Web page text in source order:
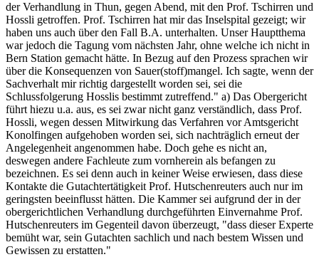
der Verhandlung in Thun, gegen Abend, mit den Prof. Tschirren und
Hossli getroffen. Prof. Tschirren hat mir das Inselspital gezeigt; wir
haben uns auch über den Fall B.A. unterhalten. Unser Hauptthema
war jedoch die Tagung vom nächsten Jahr, ohne welche ich nicht in
Bern Station gemacht hätte. In Bezug auf den Prozess sprachen wir
über die Konsequenzen von Sauer(stoff)mangel. Ich sagte, wenn der
Sachverhalt mir richtig dargestellt worden sei, sei die
Schlussfolgerung Hosslis bestimmt zutreffend." a) Das Obergericht
führt hiezu u.a. aus, es sei zwar nicht ganz verständlich, dass Prof.
Hossli, wegen dessen Mitwirkung das Verfahren vor Amtsgericht
Konolfingen aufgehoben worden sei, sich nachträglich erneut der
Angelegenheit angenommen habe. Doch gehe es nicht an,
deswegen andere Fachleute zum vornherein als befangen zu
bezeichnen. Es sei denn auch in keiner Weise erwiesen, dass diese
Kontakte die Gutachtertätigkeit Prof. Hutschenreuters auch nur im
geringsten beeinflusst hätten. Die Kammer sei aufgrund der in der
obergerichtlichen Verhandlung durchgeführten Einvernahme Prof.
Hutschenreuters im Gegenteil davon überzeugt, "dass dieser Experte
bemüht war, sein Gutachten sachlich und nach bestem Wissen und
Gewissen zu erstatten."